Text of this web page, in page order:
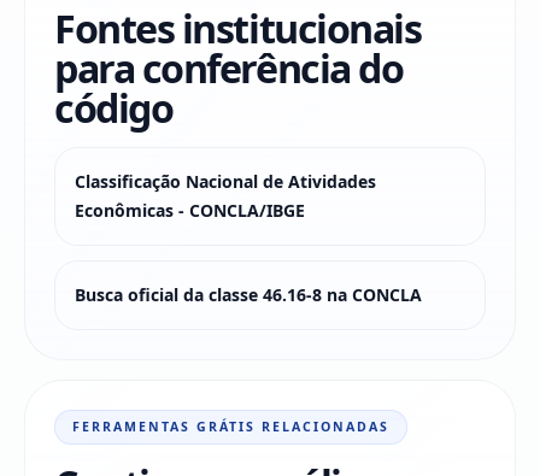
Fontes institucionais
para conferência do
código
Classificação Nacional de Atividades
Econômicas - CONCLA/IBGE
Busca oficial da classe 46.16-8 na CONCLA
FERRAMENTAS GRÁTIS RELACIONADAS